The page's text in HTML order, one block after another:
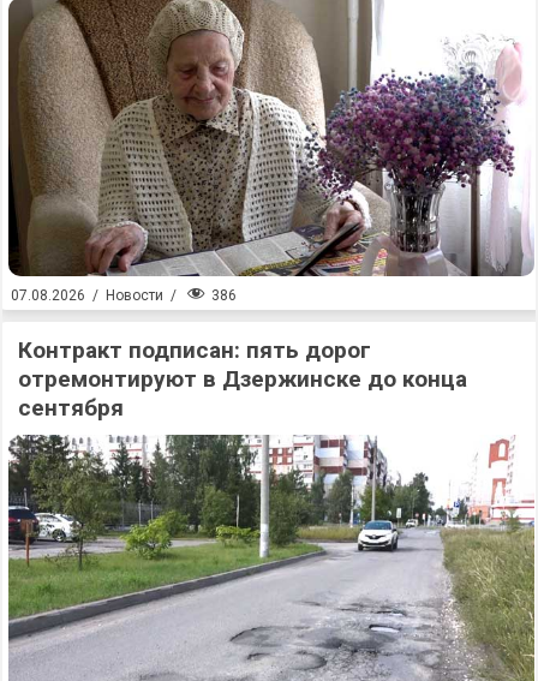
07.08.2026 / Новости / 386
Контракт подписан: пять дорог
отремонтируют в Дзержинске до конца
сентября